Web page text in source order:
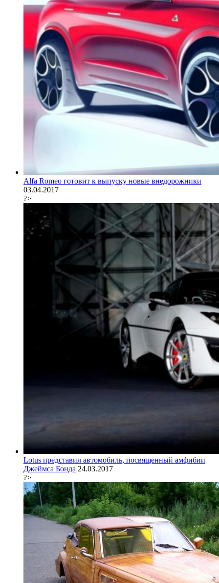
Alfa Romeo готовит к выпуску новые внедорожники
03.04.2017
?>
Lotus представил автомобиль, посвященный амфибии
Джеймса Бонда 24.03.2017
?>